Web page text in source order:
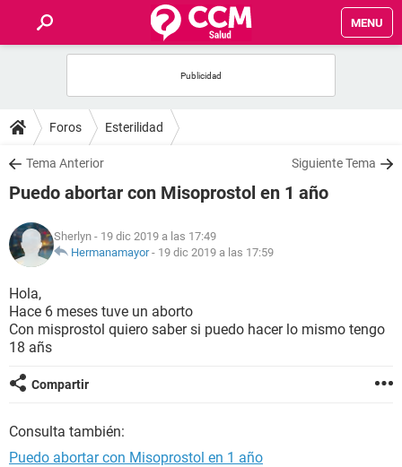
MENU
FOROS
SALUD
NUTRICIÓN
BIENESTAR
SEXUALIDAD
GLOSARIO
Foros Esterilidad
Tema Anterior Siguiente Tema
Puedo abortar con Misoprostol en 1 año
Sherlyn - 19 dic 2019 a las 17:49
Hermanamayor- 19 dic 2019 a las 17:59
Hola,
Hace 6 meses tuve un aborto
Con misprostol quiero saber si puedo hacer lo mismo tengo
18 añs
Compartir
Consulta también:
Puedo abortar con Misoprostol en 1 año